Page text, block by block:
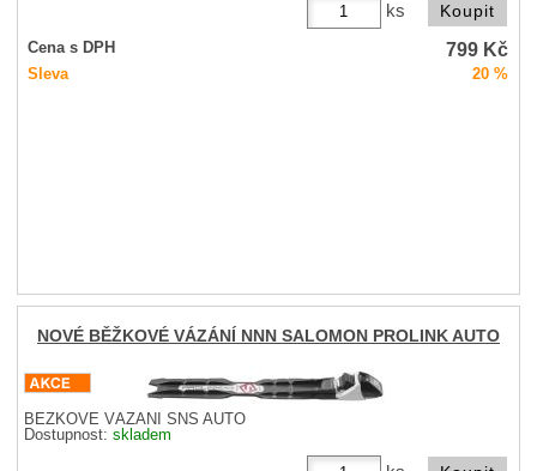
ks
Cena s DPH 799 Kč
Sleva 20 %
NOVÉ BĚŽKOVÉ VÁZÁNÍ NNN SALOMON PROLINK AUTO
BĚŽKOVÉ VÁZÁNÍ SNS AUTO
Dostupnost:skladem